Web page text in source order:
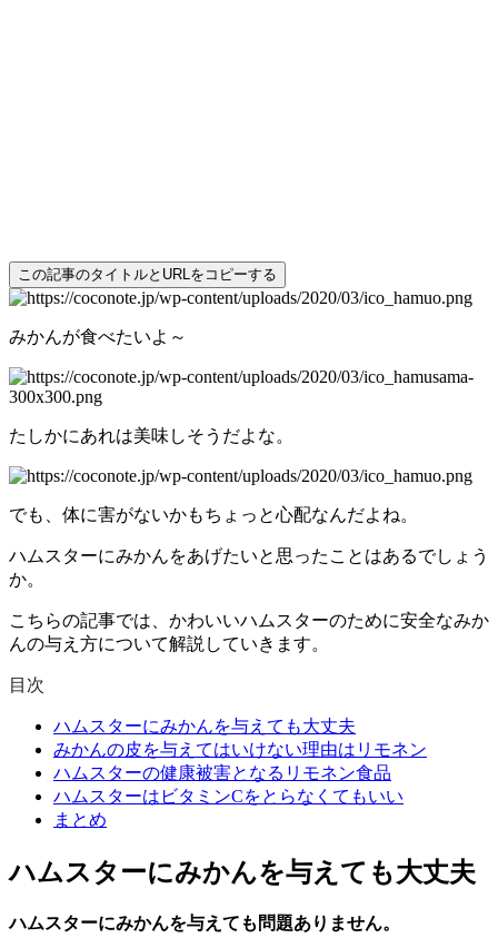
この記事のタイトルとURLをコピーする
みかんが食べたいよ～
たしかにあれは美味しそうだよな。
でも、体に害がないかもちょっと心配なんだよね。
ハムスターにみかんをあげたいと思ったことはあるでしょう
か。
こちらの記事では、かわいいハムスターのために安全なみか
んの与え方について解説していきます。
目次
ハムスターにみかんを与えても大丈夫
みかんの皮を与えてはいけない理由はリモネン
ハムスターの健康被害となるリモネン食品
ハムスターはビタミンCをとらなくてもいい
まとめ
ハムスターにみかんを与えても大丈夫
ハムスターにみかんを与えても問題ありません。